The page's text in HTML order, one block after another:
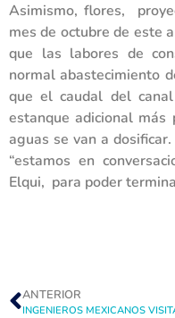
Asimismo, flores,
mes de octubre de este
que las labores de
normal abastecimiento
que el caudal del
estanque adicional
aguas se van a
“estamos en
Elqui, para poder
ANTERIOR